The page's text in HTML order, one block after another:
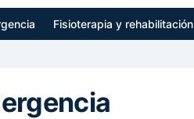
Fisioterapia y rehabilitación